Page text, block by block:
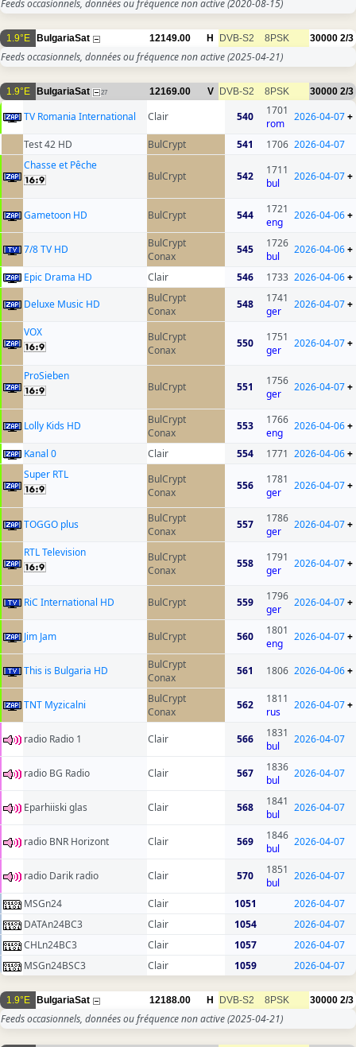
Feeds occasionnels, données ou fréquence non active(2020-08-15)
1.9°E BulgariaSat 12149.00 H DVB-S2 8PSK 30000 2/3
Feeds occasionnels, données ou fréquence non active(2025-04-21)
1.9°E BulgariaSat 27 12169.00 V DVB-S2 8PSK 30000 2/3
TV Romania International Clair 540
1701
rom
2026-04-07+
Test 42 HD BulCrypt 541 1706 2026-04-07
Chasse et Pêche
BulCrypt
542
1711
bul
2026-04-07+
Gametoon HD BulCrypt 544
1721
eng
2026-04-06+
7/8 TV HD
BulCrypt
Conax
545
1726
bul
2026-04-06+
Epic Drama HD Clair 546 1733 2026-04-06+
Deluxe Music HD
BulCrypt
Conax
548
1741
ger
2026-04-07+
VOX
BulCrypt
Conax
550
1751
ger
2026-04-07+
ProSieben
BulCrypt
551
1756
ger
2026-04-07+
Lolly Kids HD
BulCrypt
Conax
553
1766
eng
2026-04-06+
Kanal 0 Clair 554 1771 2026-04-06+
Super RTL
BulCrypt
Conax
556
1781
ger
2026-04-07+
TOGGO plus
BulCrypt
Conax
557
1786
ger
2026-04-07+
RTL Television
BulCrypt
Conax
558
1791
ger
2026-04-07+
RiC International HD BulCrypt 559
1796
ger
2026-04-07+
Jim Jam BulCrypt 560
1801
eng
2026-04-07+
This is Bulgaria HD
BulCrypt
Conax
561 1806 2026-04-06+
TNT Myzicalni
BulCrypt
Conax
562
1811
rus
2026-04-07+
radio Radio 1 Clair 566
1831
bul
2026-04-07
radio BG Radio Clair 567
1836
bul
2026-04-07
Eparhiiski glas Clair 568
1841
bul
2026-04-07
radio BNR Horizont Clair 569
1846
bul
2026-04-07
radio Darik radio Clair 570
1851
bul
2026-04-07
MSGn24 Clair 1051
2026-04-07
DATAn24BC3
Clair 1054
2026-04-07
CHLn24BC3
Clair 1057
2026-04-07
MSGn24BSC3
Clair 1059 2026-04-07
1.9°E BulgariaSat 12188.00 H DVB-S2 8PSK 30000 2/3
Feeds occasionnels, données ou fréquence non active(2025-04-21)